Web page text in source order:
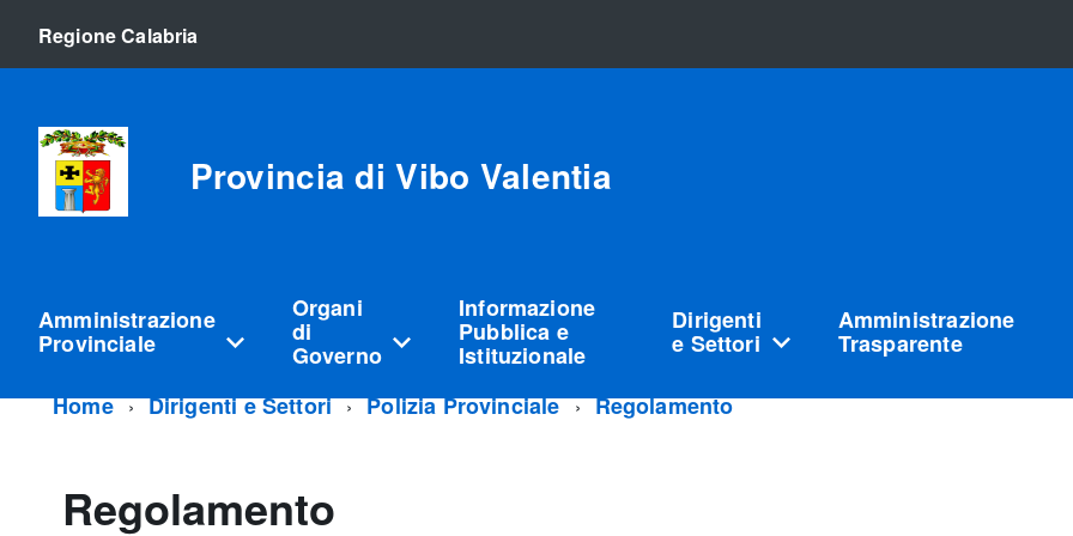
Regione Calabria
Provincia di Vibo Valentia
Amministrazione
Provinciale
Organi
di
Governo
Informazione
Pubblica e
Istituzionale
Dirigenti
e Settori
Amministrazione
Trasparente
Home
Dirigenti e Settori Polizia Provinciale Regolamento
Regolamento